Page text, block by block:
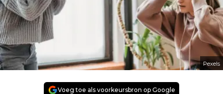
Pexels
Voeg toe als voorkeursbron op Google